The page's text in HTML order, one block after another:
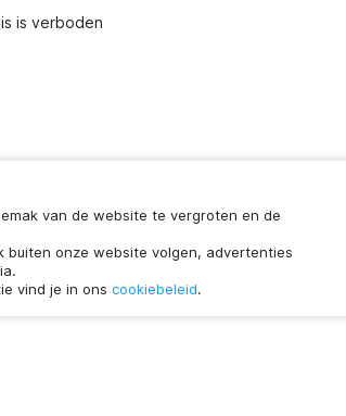
van de website te vergroten en de
buiten onze website volgen, advertenties
vind je in ons cookiebeleid.
is verboden
Chat met ons